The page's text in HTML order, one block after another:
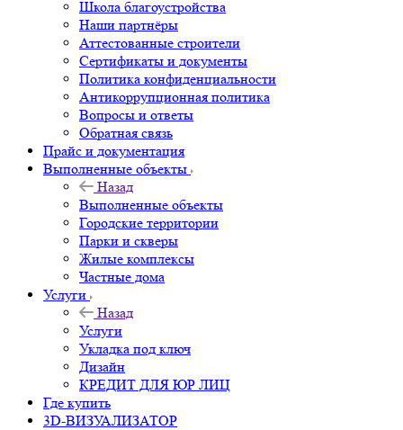
Школа благоустройства
Наши партнёры
Аттестованные строители
Сертификаты и документы
Политика конфиденциальности
Антикоррупционная политика
Вопросы и ответы
Обратная связь
Прайс и документация
Выполненные объекты
Назад
Выполненные объекты
Городские территории
Парки и скверы
Жилые комплексы
Частные дома
Услуги
Назад
Услуги
Укладка под ключ
Дизайн
КРЕДИТ ДЛЯ ЮР ЛИЦ
Где купить
3D-ВИЗУАЛИЗАТОР